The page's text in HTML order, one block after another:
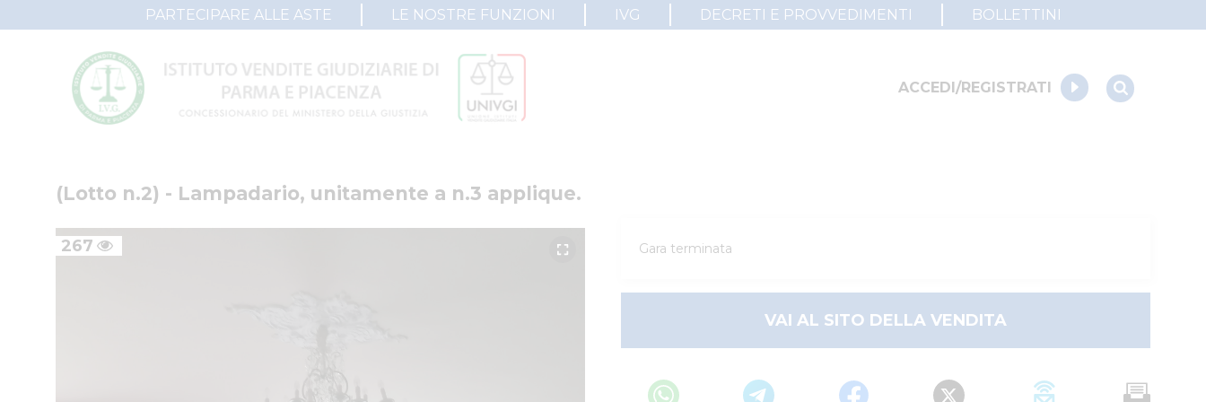
PARTECIPARE ALLE ASTE LE NOSTRE FUNZIONI IVG DECRETI E PROVVEDIMENTI BOLLETTINI
ACCEDI/REGISTRATI
(Lotto n.2) - Lampadario, unitamente a n.3 applique.
267 Gara terminata
VAI AL SITO DELLA VENDITA